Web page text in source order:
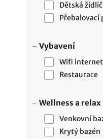
Dětská
Přebalovací
Vybavení
Wifi internet
Restaurace
Wellness a relax
Venkovní
Krytý bazén